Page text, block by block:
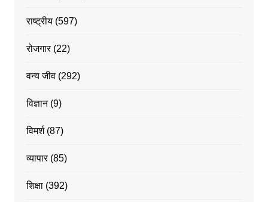
राष्ट्रीय(597)
रोजगार(22)
वन्य जीव(292)
विज्ञान(9)
विमर्श(87)
व्यापार(85)
शिक्षा(392)